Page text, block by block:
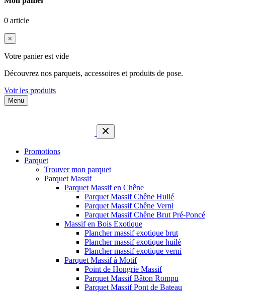
0 article
×
Votre panier est vide
Découvrez nos parquets, accessoires et produits de pose.
Voir les produits
Menu
Promotions
Parquet
Trouver mon parquet
Parquet Massif
Parquet Massif en Chêne
Parquet Massif Chêne Huilé
Parquet Massif Chêne Verni
Parquet Massif Chêne Brut Pré-Poncé
Massif en Bois Exotique
Plancher massif exotique brut
Plancher massif exotique huilé
Plancher massif exotique verni
Parquet Massif à Motif
Point de Hongrie Massif
Parquet Massif Bâton Rompu
Parquet Massif Pont de Bateau